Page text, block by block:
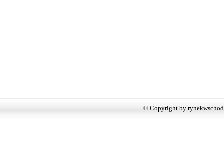
© Copyright by